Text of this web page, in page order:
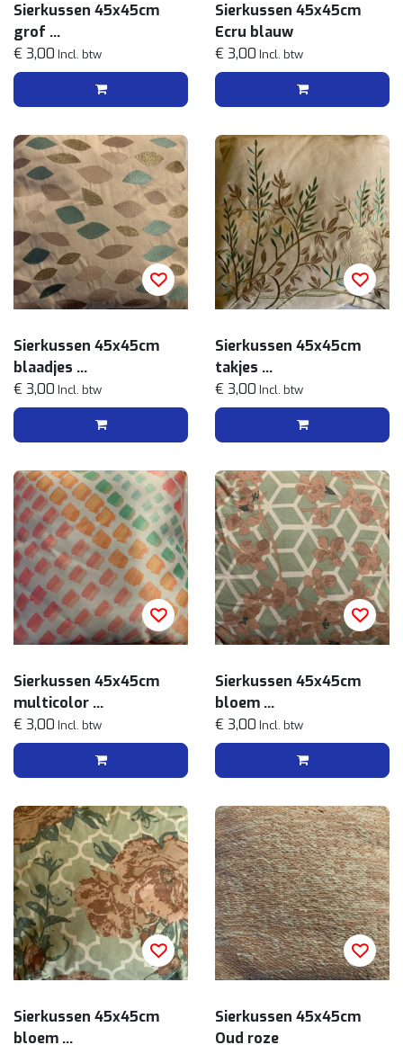
Sierkussen 45x45cm
grof
Zwart
€ 3,00 Incl. btw
Sierkussen 45x45cm
Ecru blauw
€ 3,00 Incl. btw
Sierkussen 45x45cm
blaadjes
Ecru blauw
€ 3,00 Incl. btw
Sierkussen 45x45cm
takjes
Ecru
€ 3,00 Incl. btw
Sierkussen 45x45cm
multicolor
Roze
€ 3,00 Incl. btw
Sierkussen 45x45cm
bloem
Pastel
€ 3,00 Incl. btw
Sierkussen 45x45cm
bloem
Sierkussen 45x45cm
Oud roze